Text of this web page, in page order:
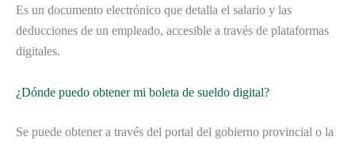
Es un documento electrónico que detalla el salario y las
deducciones de un empleado, accesible a través de plataformas
digitales.
¿Dónde puedo obtener mi boleta de sueldo digital?
Se puede obtener a través del portal del gobierno provincial o la